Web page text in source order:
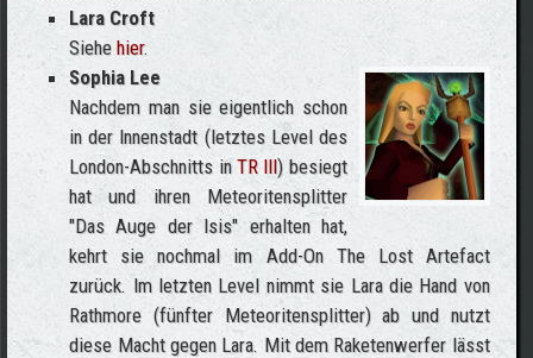
Lara Croft
Siehehier.
Sophia Lee
Nachdem man sie eigentlich schon
in der Innenstadt (letztes Level des
London-Abschnitts in TR III) besiegt
hat und ihren Meteoritensplitter
"Das Auge der Isis" erhalten hat,
kehrt sie nochmal im Add-On The Lost Artefact
zurück. Im letzten Level nimmt sie Lara die Hand von
Rathmore (fünfter Meteoritensplitter) ab und nutzt
diese Macht gegen Lara. Mit dem Raketenwerfer lässt